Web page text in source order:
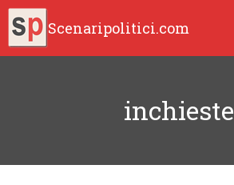
Scenaripolitici.com
inchieste